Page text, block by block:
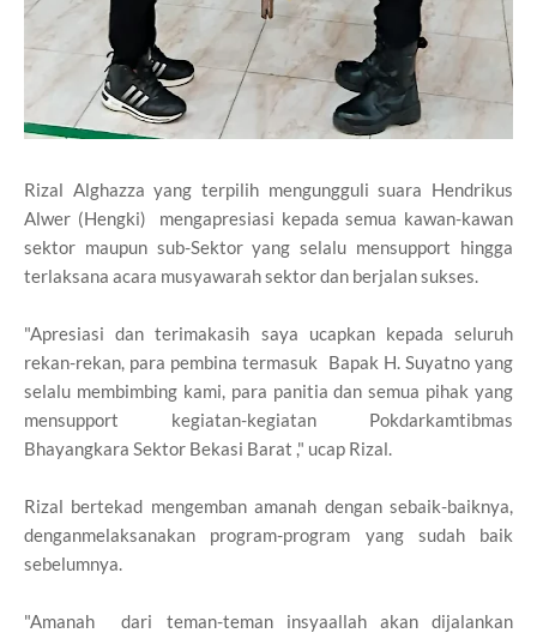
Rizal Alghazza yang terpilih mengungguli suara Hendrikus
Alwer (Hengki) mengapresiasi kepada semua kawan-kawan
sektor maupun sub-Sektor yang selalu mensupport hingga
terlaksana acara musyawarah sektor dan berjalan sukses.
"Apresiasi dan terimakasih saya ucapkan kepada seluruh
rekan-rekan, para pembina termasuk Bapak H. Suyatno yang
selalu membimbing kami, para panitia dan semua pihak yang
mensupport kegiatan-kegiatan Pokdarkamtibmas
Bhayangkara Sektor Bekasi Barat ," ucap Rizal.
Rizal bertekad mengemban amanah dengan sebaik-baiknya,
denganmelaksanakan program-program yang sudah baik
sebelumnya.
"Amanah dari teman-teman insyaallah akan dijalankan